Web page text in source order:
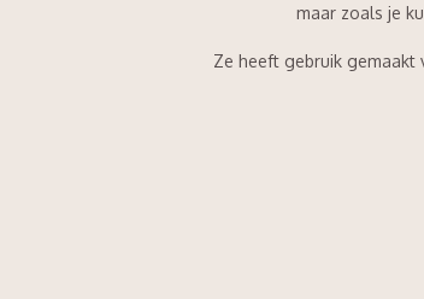
maar zoals je
Ze heeft gebruik gemaakt